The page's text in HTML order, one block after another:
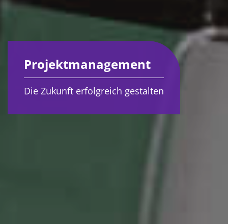
Projektmanagement
Die Zukunft erfolgreich gestalten